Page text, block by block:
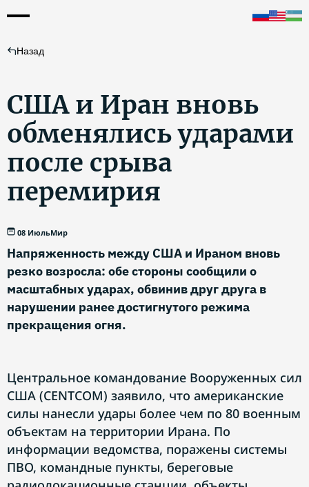
Назад
США и Иран вновь
обменялись ударами
после срыва
перемирия
08 ИюльМир
Напряженность между США и Ираном вновь
резко возросла: обе стороны сообщили о
масштабных ударах, обвинив друг друга в
нарушении ранее достигнутого режима
прекращения огня.
Центральное командование Вооруженных сил
США (CENTCOM) заявило, что американские
силы нанесли удары более чем по 80 военным
объектам на территории Ирана. По
информации ведомства, поражены системы
ПВО, командные пункты, береговые